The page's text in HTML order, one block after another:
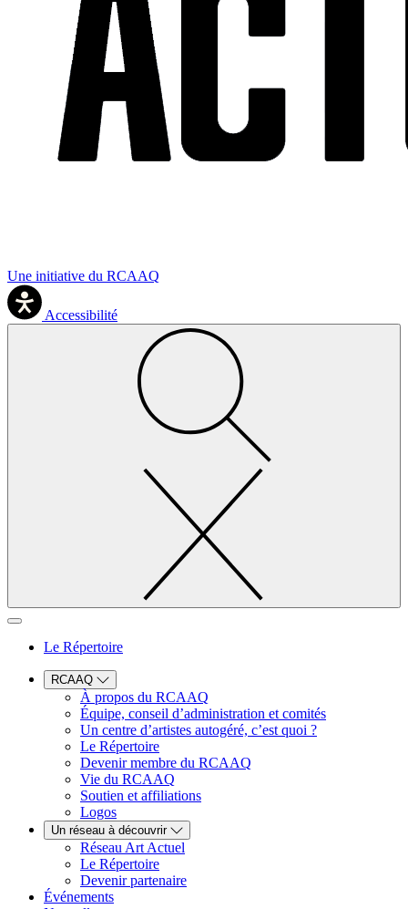
Une initiative du RCAAQ
Accessibilité
Le Répertoire
RCAAQ
À propos du RCAAQ
Équipe, conseil d’administration et comités
Un centre d’artistes autogéré, c’est quoi ?
Le Répertoire
Devenir membre du RCAAQ
Vie du RCAAQ
Soutien et affiliations
Logos
Un réseau à découvrir
Réseau Art Actuel
Le Répertoire
Devenir partenaire
Événements